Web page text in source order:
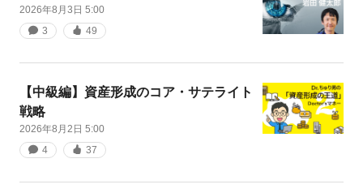
2026年8月3日 5:00
3
49
【中級編】資産形成のコア・サテライト
戦略
2026年8月2日 5:00
4
37